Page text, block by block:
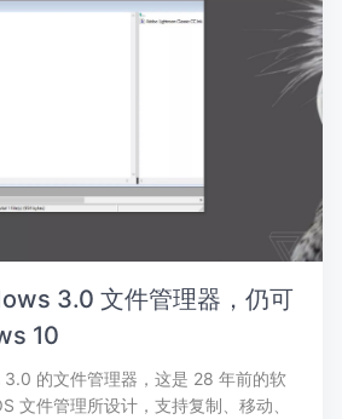
3.0 文件管理器，仍可
10
的文件管理器，这是 28 年前的软
文件管理所设计，支持复制、移动、